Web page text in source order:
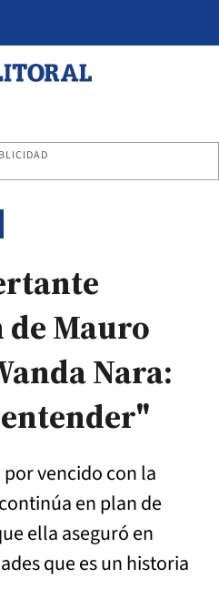
Mauro
Nara:
vencido con la
en plan de
ella aseguró en
que es un historia